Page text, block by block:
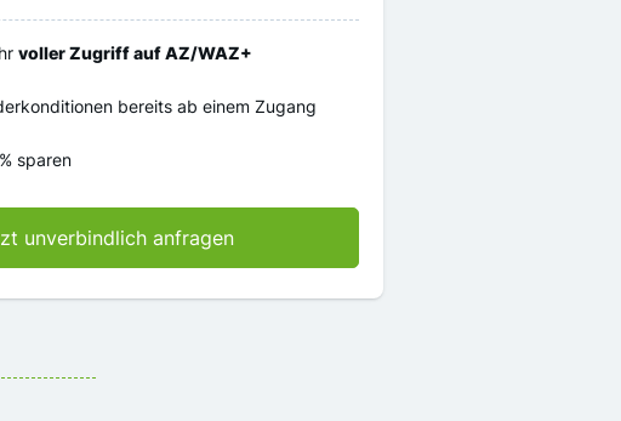
voller Zugriff auf AZ/WAZ+
bereits ab einem Zugang
sparen
unverbindlich anfragen